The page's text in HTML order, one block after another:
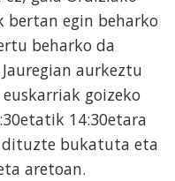
bertan egin beharko
beharko da
aurkeztu
goizeko
14:30etara
bukatuta eta
aretoan.